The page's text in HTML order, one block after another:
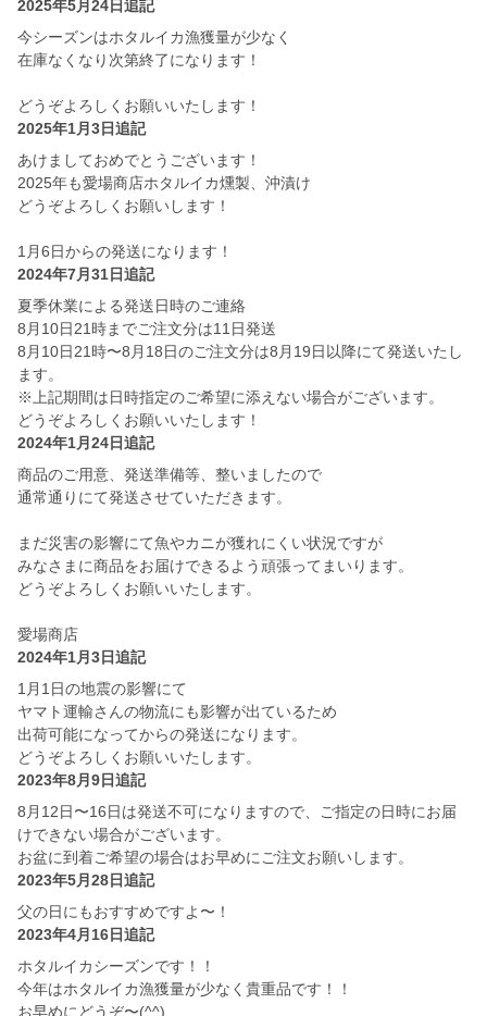
2025年5月24日追記
今シーズンはホタルイカ漁獲量が少なく
在庫なくなり次第終了になります！
どうぞよろしくお願いいたします！
2025年1月3日追記
あけましておめでとうございます！
2025年も愛場商店ホタルイカ燻製、沖漬け
どうぞよろしくお願いします！
1月6日からの発送になります！
2024年7月31日追記
夏季休業による発送日時のご連絡
8月10日21時までご注文分は11日発送
8月10日21時〜8月18日のご注文分は8月19日以降にて発送いたし
ます。
※上記期間は日時指定のご希望に添えない場合がございます。
どうぞよろしくお願いいたします！
2024年1月24日追記
商品のご用意、発送準備等、整いましたので
通常通りにて発送させていただきます。
まだ災害の影響にて魚やカニが獲れにくい状況ですが
みなさまに商品をお届けできるよう頑張ってまいります。
どうぞよろしくお願いいたします。
愛場商店
2024年1月3日追記
1月1日の地震の影響にて
ヤマト運輸さんの物流にも影響が出ているため
出荷可能になってからの発送になります。
どうぞよろしくお願いいたします。
2023年8月9日追記
8月12日〜16日は発送不可になりますので、ご指定の日時にお届
けできない場合がございます。
お盆に到着ご希望の場合はお早めにご注文お願いします。
2023年5月28日追記
父の日にもおすすめですよ〜！
2023年4月16日追記
ホタルイカシーズンです！！
今年はホタルイカ漁獲量が少なく貴重品です！！
お早めにどうぞ〜(^^)